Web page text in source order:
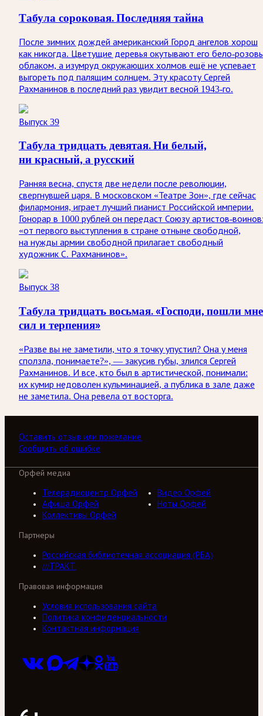
Табула сороковая. Последняя тайна
После зимних дождей американский Город ангелов хорош
как никогда. Цветущие деревья окутывают его бело-
облаком, а изумруд окружающих холмов ещё не успевает
выгореть под палящим солнцем. Эту красоту Сергей
Рахманинов в последний раз увидит весной 1943-го.
Выпуск 39
Табула тридцать девятая. Ни белый,
ни красный, а русский
Ранняя весна, спустя две недели после революции,
свергнувшей царя. В московском «Театре Зон», где сейчас
филармония, играет лучший пианист Российской империи.
Гонорар в 1000 рублей он передаст Союзу артистов-
«от первого выступления в стране отныне свободной,
на нужды армии свободной прилагает свободный
художник С. Рахманинов».
Выпуск 38
Табула тридцать восьмая. «Господи, пошли мне
сил и терпения»
«Разве вы не заметили, что я точку упустил? Она у меня
сползла, понимаете?», — закусив губы, злился Сергей
Рахманинов. И все, кто был в артистической, понимали:
их кумир недоволен кульминацией, а публика в зале даже
не заметила. Она ревела от восторга.
Оставить отзыв или пожелание
Сообщить об ошибке
Орфей медиа
Телерадиоцентр Орфей
Видео Орфей
Афиша Орфей
Ноты Орфей
Коллективы Орфей
Партнеры
Российская библиотечная ассоциация (РБА)
///ТРАКТ
Правовая информация
Условия использования сайта
Политика конфиденциальности
Контактная информация